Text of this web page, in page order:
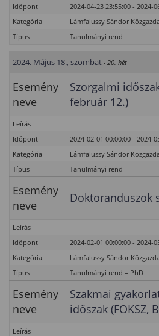
Időpont
2024-04-23 23:55:00 - 2024-
Kategória
Lámfalussy Sándor
Típus
Tanulmányi rend
2024. Május 18., szombat - 20. hét
Esemény
neve
Szorgalmi
február 12.)
Leírás
Időpont
2024-02-01 00:00:00 - 2024-
Kategória
Lámfalussy Sándor
Típus
Tanulmányi rend
Esemény
neve
Doktoranduszok
Leírás
Időpont
2024-02-01 00:00:00 - 2024-
Kategória
Lámfalussy Sándor
Típus
Tanulmányi rend – PhD
Esemény
neve
Szakmai
időszak (FOKSZ,
Leírás